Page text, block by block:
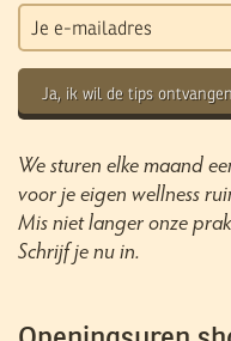
Ja, ik wil de tips
We sturen elke maand
voor je eigen wellness
Mis niet langer onze
Schrijf je nu in.